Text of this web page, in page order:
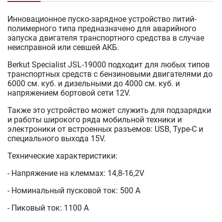
Инновационное пуско-зарядное устройство литий-
полимерного типа предназначено для аварийного
запуска двигателя транспортного средства в случае
неисправной или севшей АКБ.
Berkut Specialist JSL-19000 подходит для любых типов
транспортных средств с бензиновыми двигателями до
6000 см. куб. и дизельными до 4000 см. куб. и
напряжением бортовой сети 12V.
Также это устройство может служить для подзарядки
и работы широкого ряда мобильной техники и
электроники от встроенных разъемов: USB, Type-C и
специального выхода 15V.
Технические характеристики:
- Напряжение на клеммах: 14,8-16,2V
- Номинальный пусковой ток: 500 A
- Пиковый ток: 1100 А